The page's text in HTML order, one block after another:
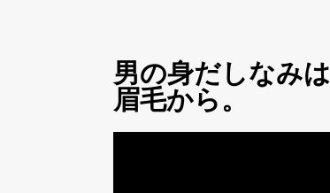
男の身だしなみは
眉毛から。